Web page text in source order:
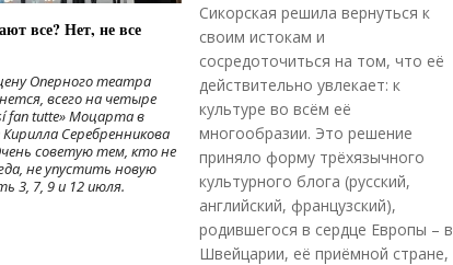
все? Нет, не все
Оперного театра
всего на четыре
fan tutte» Моцарта в
Серебренникова
советую тем, кто не
не упустить новую
3, 7, 9 и 12 июля.
Сикорская решила вернуться к
своим истокам и
сосредоточиться на том, что её
действительно увлекает: к
культуре во всём её
многообразии. Это решение
приняло форму трёхязычного
культурного блога (русский,
английский, французский),
родившегося в сердце Европы – в
Швейцарии, её приёмной стране,